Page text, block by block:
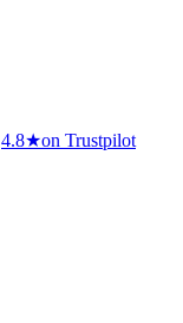
4.8★on Trustpilot